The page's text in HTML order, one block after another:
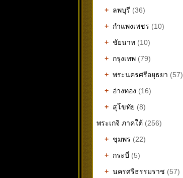
+ ลพบุรี (36)
+ กำแพงเพชร (10)
+ ชัยนาท (10)
+ กรุงเทพ (79)
+ พระนครศรีอยุธยา (57)
+ อ่างทอง (16)
+ สุโขทัย (8)
พระเกจิ ภาคใต้ (256)
+ ชุมพร (22)
+ กระบี่ (5)
+ นครศรีธรรมราช (57)